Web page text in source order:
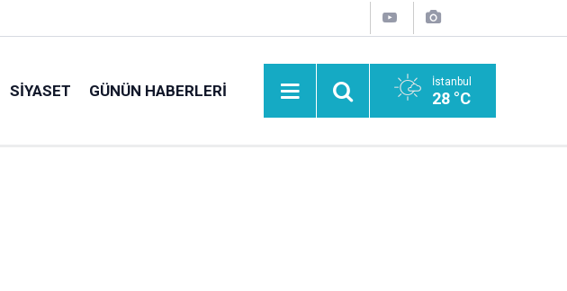
SIYASET GÜNÜN HABERLERI İstanbul
28 °C